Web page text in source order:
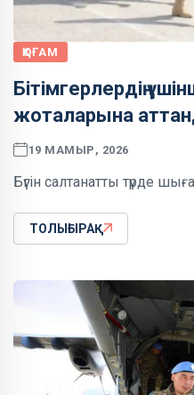
ҚОҒАМ
Бітімгерлердің
жоталарына
19 МАМЫР, 2026
Бүгін салтанатты түрде
ТОЛЫҒЫРАҚ